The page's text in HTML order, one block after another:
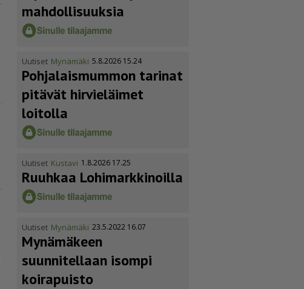
mahdol­li­suuksia
Uutiset Mynämäki 5.8.2026 15.24
Pohja­lais­mummon tarinat
pitävät hirvieläimet
loitolla
Uutiset Kustavi 1.8.2026 17.25
Ruuhkaa Lohimark­ki­noilla
Uutiset Mynämäki 23.5.2022 16.07
Mynämäkeen
suunnitellaan isompi
koirapuisto